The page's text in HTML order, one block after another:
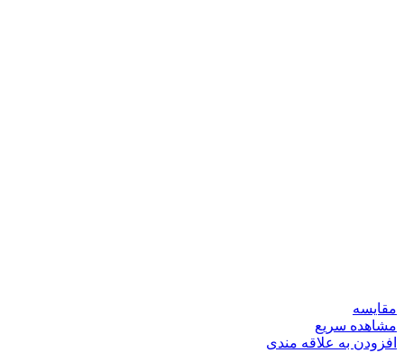
مقایسه
مشاهده سریع
افزودن به علاقه مندی